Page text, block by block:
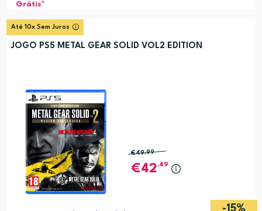
Grátis*
Até 10x Sem Juros
JOGO PS5 METAL GEAR SOLID VOL2 EDITION
-15%
€49,99
42,49